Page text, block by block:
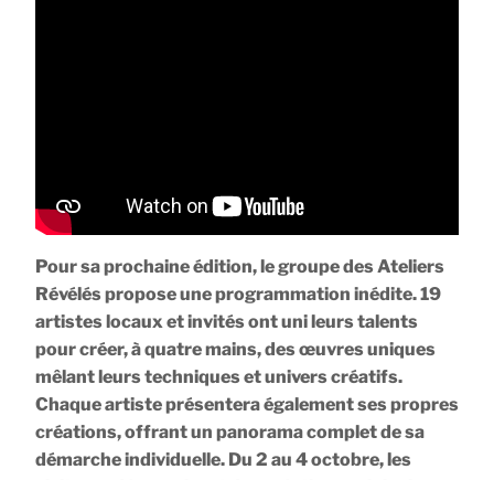
Pour sa prochaine édition, le groupe des Ateliers
Révélés propose une programmation inédite. 19
artistes locaux et invités ont uni leurs talents
pour créer, à quatre mains, des œuvres uniques
mêlant leurs techniques et univers créatifs.
Chaque artiste présentera également ses propres
créations, offrant un panorama complet de sa
démarche individuelle. Du 2 au 4 octobre, les